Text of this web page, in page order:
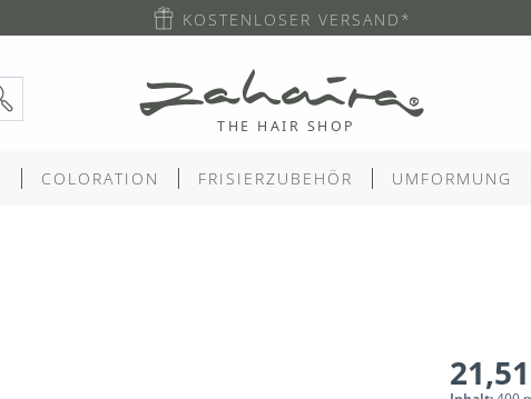
KOSTENLOSER VERSAND*
COLORATION FRISIERZUBEHÖR UMFORMUNG